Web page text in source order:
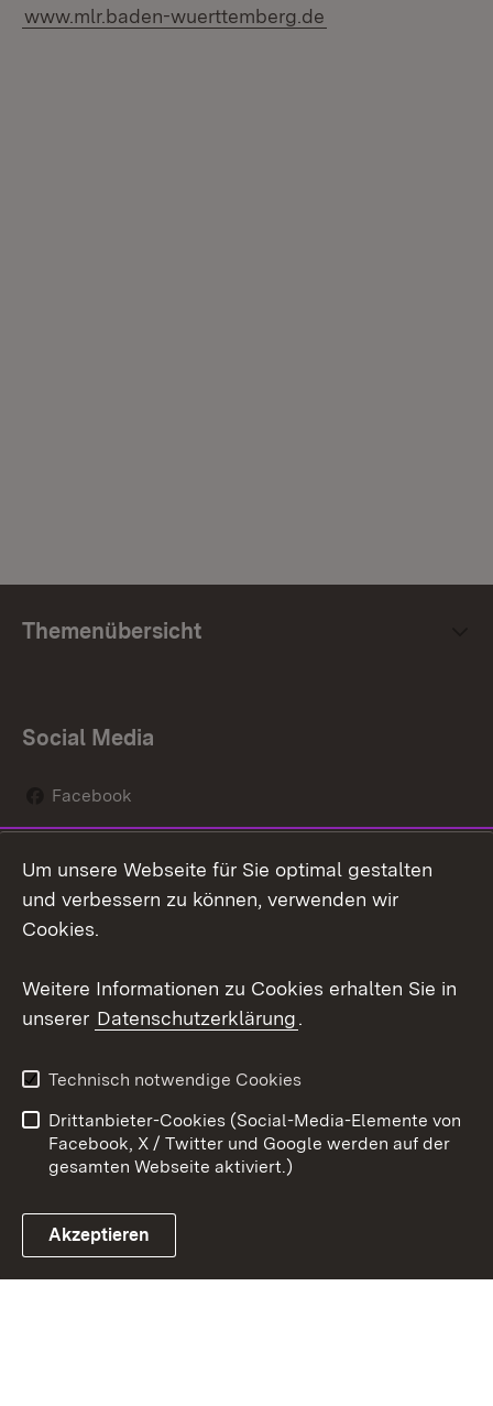
www.mlr.baden-wuerttemberg.de
Themenübersicht
Social Media
Facebook
Social Wall
Youtube
Link zum Landesportal
Kontakt
Datenschutz
Barrierefreiheit
Impressum Cookies
Um unsere Webseite für Sie optimal gestalten
und verbessern zu können, verwenden wir
Cookies.
Weitere Informationen zu Cookies erhalten Sie in
unserer Datenschutzerklärung.
Technisch notwendige Cookies
Drittanbieter-Cookies (Social-Media-Elemente von
Facebook, X / Twitter und Google werden auf der
gesamten Webseite aktiviert.)
Akzeptieren